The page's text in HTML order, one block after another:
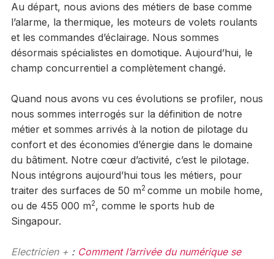
Au départ, nous avions des métiers de base comme
l’alarme, la thermique, les moteurs de volets roulants
et les commandes d’éclairage. Nous sommes
désormais spécialistes en domotique. Aujourd’hui, le
champ concurrentiel a complètement changé.
Quand nous avons vu ces évolutions se profiler, nous
nous sommes interrogés sur la définition de notre
métier et sommes arrivés à la notion de pilotage du
confort et des économies d’énergie dans le domaine
du bâtiment. Notre cœur d’activité, c’est le pilotage.
Nous intégrons aujourd’hui tous les métiers, pour
traiter des surfaces de 50 m2 comme un mobile home,
ou de 455 000 m2, comme le sports hub de
Singapour.
Electricien + : Comment l’arrivée du numérique se